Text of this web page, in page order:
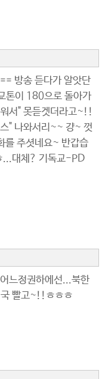
방송 듣다가 알앗단
이 180으로 돌아가
서" 못듣겟더라고~!!
" 나와서리~~ 걍~ 껏
주셧네요~ 반갑습
...대체? 기독교-PD
느정권하에선...북한
빨고~!!ㅎㅎㅎ